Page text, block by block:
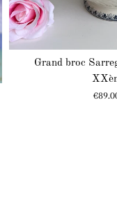
Grand broc
Prix